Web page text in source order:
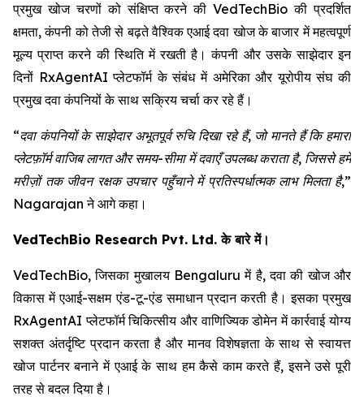
प्रमुख खोज चरणों को संक्षिप्त करने की VedTechBio की प्रदर्शित
क्षमता, कंपनी को तेजी से बढ़ते वैश्विक एआई दवा खोज के बाजार में महत्वपूर्ण
मूल्य प्राप्त करने की स्थिति में रखती है। कंपनी और उसके साझेदार इन
दिनों RxAgentAI प्लेटफॉर्म के संबंध में अमेरिका और यूरोपीय संघ की
प्रमुख दवा कंपनियों के साथ सक्रिय चर्चा कर रहे हैं।
“दवा कंपनियों के साझेदार अभूतपूर्व रुचि दिखा रहे हैं, जो मानते हैं कि हमारा
प्लेटफ़ॉर्म वाजिब लागत और समय-सीमा में दवाएँ उपलब्ध कराता है, जिससे हमें
मरीज़ों तक जीवन रक्षक उपचार पहुँचाने में प्रतिस्पर्धात्मक लाभ मिलता है,”
Nagarajan ने आगे कहा।
VedTechBio Research Pvt. Ltd. के बारे में।
VedTechBio, जिसका मुखालय Bengaluru में है, दवा की खोज और
विकास में एआई-सक्षम एंड-टू-एंड समाधान प्रदान करती है। इसका प्रमुख
RxAgentAI प्लेटफॉर्म चिकित्सीय और वाणिज्यिक डोमेन में कार्रवाई योग्य
सशक्त अंतर्दृष्टि प्रदान करता है और मानव विशेषज्ञता के साथ से स्वायत्त
खोज पार्टनर बनाने में एआई के साथ हम कैसे काम करते हैं, इसने उसे पूरी
तरह से बदल दिया है।